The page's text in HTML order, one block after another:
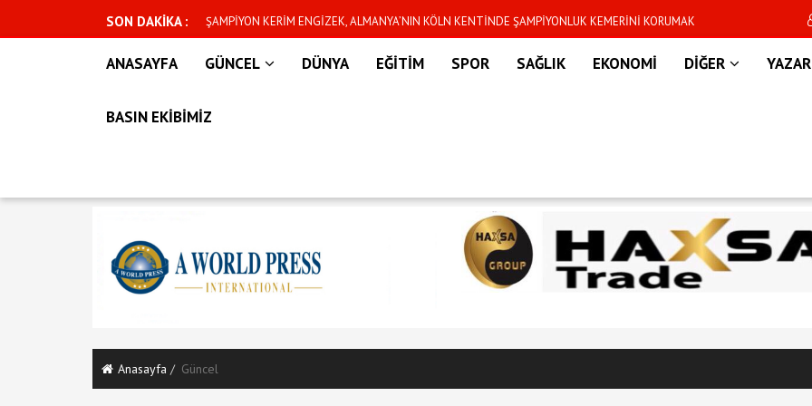
SON DAKİKA : ŞAMPİYON KERİM ENGİZEK, ALMANYA’NIN KÖLN KENTİNDE ŞAMPİYONLUK KEMERİNİ KORUMAK
İÇİN CUMARTESİ GÜNÜ KAFESE ÇIKIYOR
Dünya Kupası
ANASAYFA GÜNCEL DÜNYA EĞİTİM SPOR SAĞLIK EKONOMİ DİĞER
BASIN EKİBİMİZ
Anasayfa Güncel